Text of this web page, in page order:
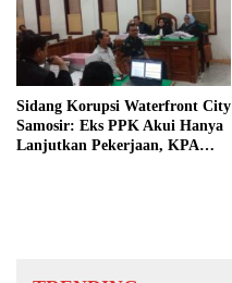
Sidang Korupsi Waterfront City
Samosir: Eks PPK Akui Hanya
Lanjutkan Pekerjaan, KPA